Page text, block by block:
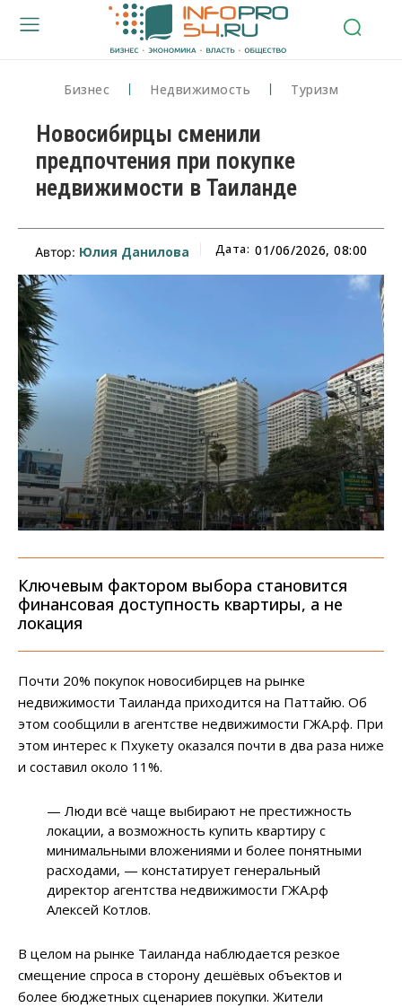
Бизнес Недвижимость Туризм
Новосибирцы сменили
предпочтения при покупке
недвижимости в Таиланде
Автор: Юлия Данилова Дата: 01/06/2026, 08:00
Ключевым фактором выбора становится
финансовая доступность квартиры, а не
локация
Почти 20% покупок новосибирцев на рынке
недвижимости Таиланда приходится на Паттайю. Об
этом сообщили в агентстве недвижимости ГЖА.рф. При
этом интерес к Пхукету оказался почти в два раза ниже
и составил около 11%.
— Люди всё чаще выбирают не престижность
локации, а возможность купить квартиру с
минимальными вложениями и более понятными
расходами, — констатирует генеральный
директор агентства недвижимости ГЖА.рф
Алексей Котлов.
В целом на рынке Таиланда наблюдается резкое
смещение спроса в сторону дешёвых объектов и
более бюджетных сценариев покупки. Жители